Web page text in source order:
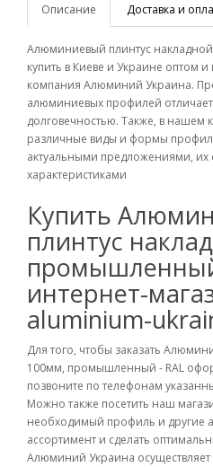
Описание Доставка и
Алюминиевый плинтус
купить в Киеве и Украине оптом и
компания Алюминий Украина.
алюминиевых профилей
долговечностью. Также, в нашем
различные виды и формы
актуальными предложениями, их
характеристиками
Купить
плинтус
интернет-
aluminium-
Для того, чтобы заказать
100мм, промышленный - RAL
позвоните по телефонам
Можно также посетить наш
необходимый профиль и другие
ассортимент и сделать
Алюминий Украина осуществляет